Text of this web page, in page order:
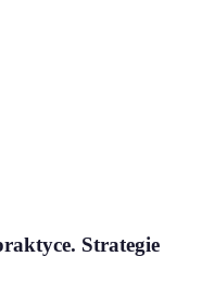
Strategie